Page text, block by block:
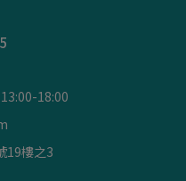
18:00
19樓之3